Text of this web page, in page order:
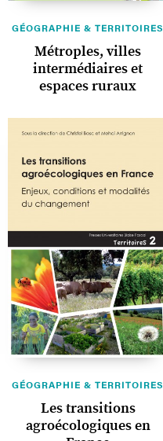
GÉOGRAPHIE & TERRITOIRES
Métroples, villes
intermédiaires et
espaces ruraux
GÉOGRAPHIE & TERRITOIRES
Les transitions
agroécologiques en